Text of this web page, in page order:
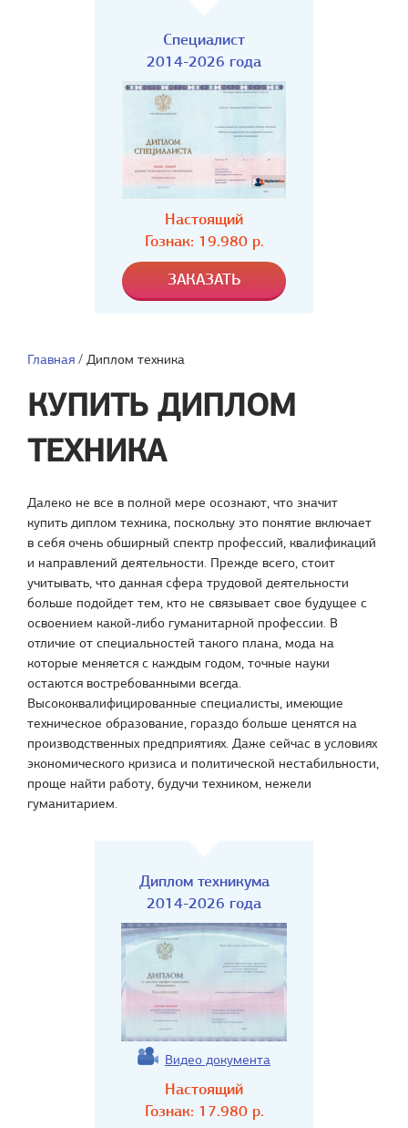
Специалист
2014-2026 года
Настоящий
Гознак: 19.980 р.
Главная / Диплом техника
КУПИТЬ ДИПЛОМ
ТЕХНИКА
Далеко не все в полной мере осознают, что значит
купить диплом техника, поскольку это понятие включает
в себя очень обширный спектр профессий, квалификаций
и направлений деятельности. Прежде всего, стоит
учитывать, что данная сфера трудовой деятельности
больше подойдет тем, кто не связывает свое будущее с
освоением какой-либо гуманитарной профессии. В
отличие от специальностей такого плана, мода на
которые меняется с каждым годом, точные науки
остаются востребованными всегда.
Высококвалифицированные специалисты, имеющие
техническое образование, гораздо больше ценятся на
производственных предприятиях. Даже сейчас в условиях
экономического кризиса и политической нестабильности,
проще найти работу, будучи техником, нежели
гуманитарием.
Диплом техникума
2014-2026 года
Видео документа
Настоящий
Гознак: 17.980р.